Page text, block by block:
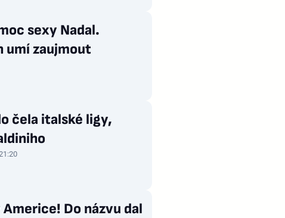
sexy Nadal.
umí zaujmout
čela italské ligy,
Do názvu dal